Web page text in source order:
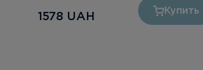
1578 UAH Купить